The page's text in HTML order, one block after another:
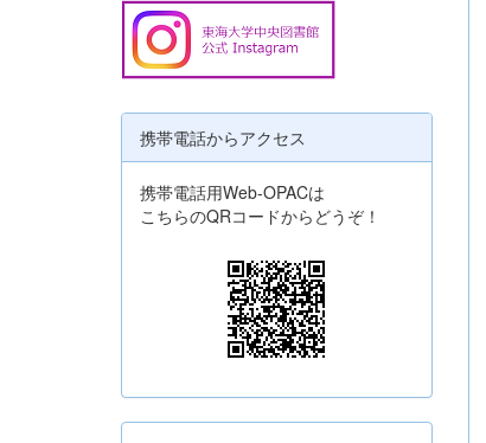
携帯電話からアクセス
携帯電話用Web-OPACは
こちらのQRコードからどうぞ！